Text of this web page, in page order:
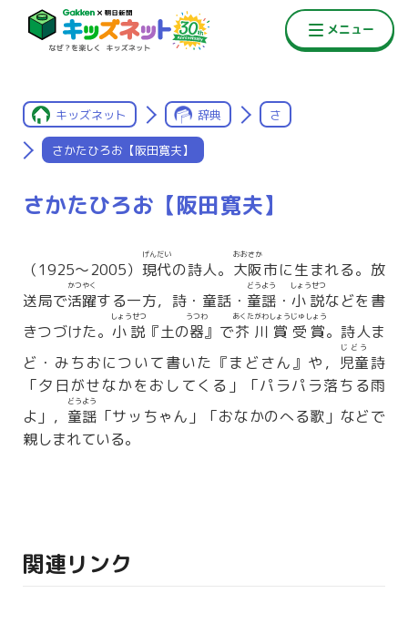
キッズネット 辞典 さ
さかたひろお【阪田寛夫】
さかたひろお【阪田寛夫】
（1925〜2005） 現代
げんだい
の詩人。 大阪
おおさか
市に生まれる。放
送局で活躍
かつやく
する一方，詩・童話・ 童謡
どうよう
・ 小説
しょうせつ
などを書
きつづけた。 小説
しょうせつ
『土の器
うつわ
』で芥川賞
あくたがわしょう
受賞
じゅしょう
。詩人ま
ど・みちおについて書いた『まどさん』や， 児童
じどう
詩
「夕日がせなかをおしてくる」「パラパラ落ちる雨
よ」， 童謡
どうよう
「サッちゃん」「おなかのへる歌」などで
親しまれている。
関連リンク